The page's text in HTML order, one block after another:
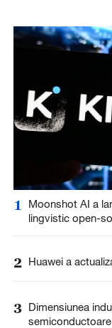
1
Moonshot AI a
lingvistic open-
2 Huawei a
3 Dimensiunea